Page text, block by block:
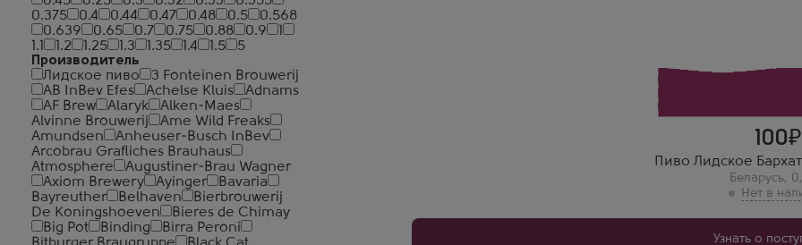
0.375
0.4 0.44 0.47 0.48 0.5
0.568
0.639
0.65 0.7 0.75 0.88 0.9
1.1
1.2 1.25 1.3 1.35 1.4 1.5
5
Производитель
Лидское пиво
3 Fonteinen Brouwerij
AB InBev Efes
Achelse Kluis
Adnams
AF Brew
Alaryk
Alken-Maes
Alvinne Brouwerij
Ame Wild Freaks
Amundsen
Anheuser-Busch InBev
Arcobrau Grafliches Brauhaus
Atmosphere
Augustiner-Brau Wagner
Axiom Brewery
Ayinger
Bavaria
Bayreuther
Belhaven
Bierbrouwerij
De Koningshoeven
Bieres de Chimay
Big Pot
Binding
Birra Peroni
100
Пиво Лидское
Беларусь,
Узнать о